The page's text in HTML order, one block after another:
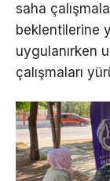
saha
beklentilerine
uygulanırken
çalışmaları